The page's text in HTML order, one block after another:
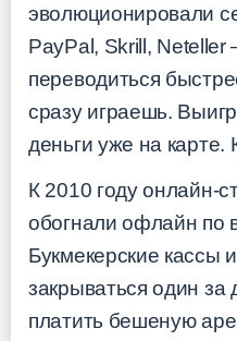
эволюционировали
PayPal, Skrill, Neteller
переводиться
сразу играешь.
деньги уже на карте.
К 2010 году онлайн-
обогнали офлайн по
Букмекерские кассы
закрываться один
платить бешеную